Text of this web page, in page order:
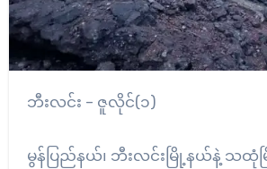
ဘီးလင်း – ဇူလိုင်(၁)
မွန်ပြည်နယ်၊ ဘီးလင်းမြို့နယ်နဲ့ သ